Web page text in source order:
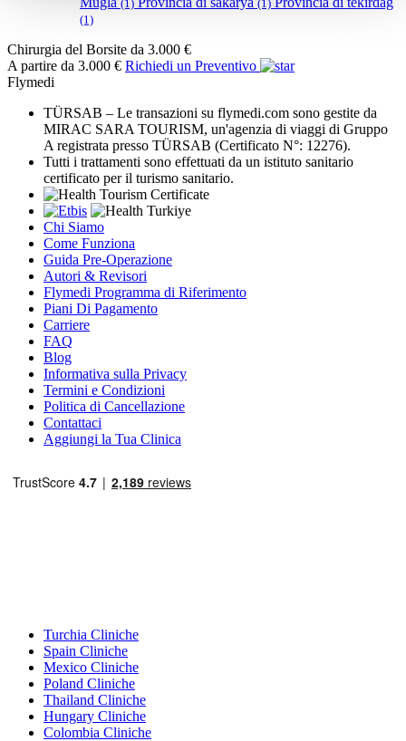
(1) (1)
(1)
Chirurgia del Borsite da 3.000 €
A partire da 3.000 € Richiedi un Preventivo
Flymedi
TÜRSAB – Le transazioni su flymedi.com sono gestite da
MIRAC SARA TOURISM, un'agenzia di viaggi di Gruppo
A registrata presso TÜRSAB (Certificato N°: 12276).
Tutti i trattamenti sono effettuati da un istituto sanitario
certificato per il turismo sanitario.
Chi Siamo
Come Funziona
Guida Pre-Operazione
Autori & Revisori
Flymedi Programma di Riferimento
Piani Di Pagamento
Carriere
FAQ
Blog
Informativa sulla Privacy
Termini e Condizioni
Politica di Cancellazione
Contattaci
Aggiungi la Tua Clinica
Turchia Cliniche
Spain Cliniche
Mexico Cliniche
Poland Cliniche
Thailand Cliniche
Hungary Cliniche
Colombia Cliniche